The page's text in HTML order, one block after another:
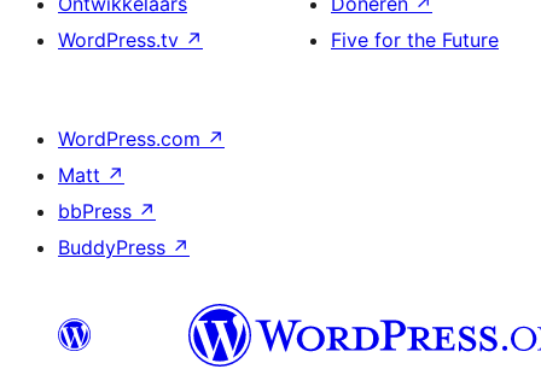
WordPress.tv ↗
Five for the Future
WordPress.com ↗
Matt ↗
bbPress ↗
BuddyPress ↗